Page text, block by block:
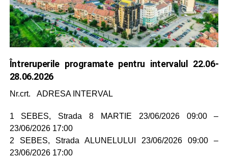
Întreruperile programate pentru intervalul 22.06-
28.06.2026
Nr.crt. ADRESA INTERVAL
1 SEBES, Strada 8 MARTIE 23/06/2026 09:00 –
23/06/2026 17:00
2 SEBES, Strada ALUNELULUI 23/06/2026 09:00 –
23/06/2026 17:00